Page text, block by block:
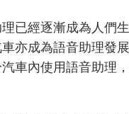
已經逐漸成為人們
亦成為語音助理發展
車內使用語音助理